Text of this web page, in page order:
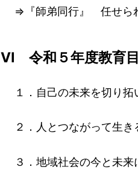
⇒『師弟同行』 任せら
Ⅵ 令和５年度教育目
１．自己の未来を切り拓
２．人とつながって生き
３．地域社会の今と未来